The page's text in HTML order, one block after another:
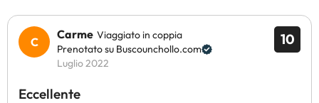
10
Carme Viaggiato in coppia
Prenotato su Buscounchollo.com
Luglio 2022
Eccellente